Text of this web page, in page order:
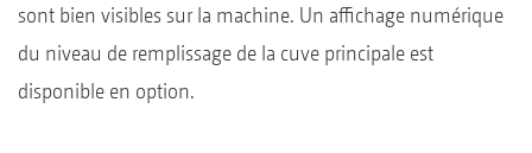
sont bien visibles sur la machine. Un affichage numérique
du niveau de remplissage de la cuve principale est
disponible en option.